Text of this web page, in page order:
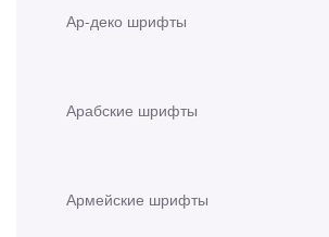
Ар-деко шрифты
Арабские шрифты
Армейские шрифты